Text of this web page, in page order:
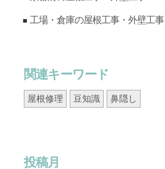
工場・倉庫の屋根工事・外壁工事
関連キーワード
屋根修理 豆知識 鼻隠し
投稿月